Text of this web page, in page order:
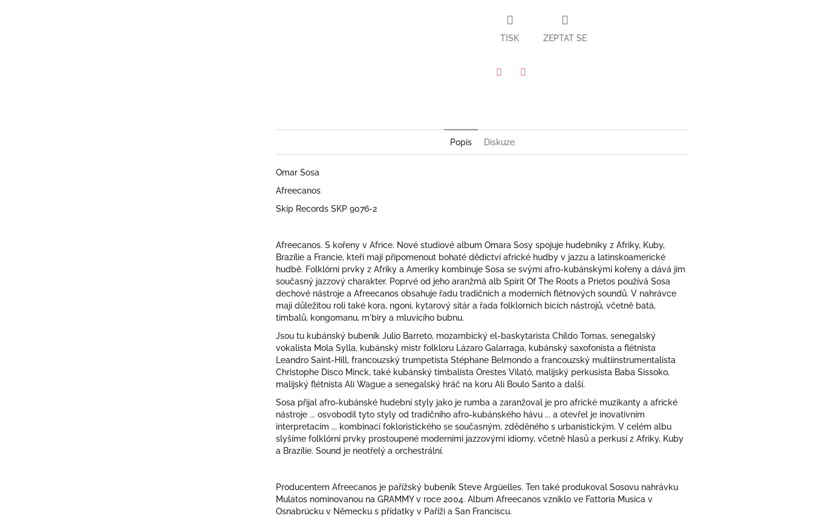
TISK ZEPTAT SE
Popis Diskuze
Omar Sosa
Afreecanos
Skip Records SKP 9076-2
Afreecanos. S kořeny v Africe. Nové studiové album Omara Sosy spojuje hudebníky z Afriky, Kuby,
Brazílie a Francie, kteří mají připomenout bohaté dědictví africké hudby v jazzu a latinskoamerické
hudbě. Folklórní prvky z Afriky a Ameriky kombinuje Sosa se svými afro-kubánskými kořeny a dává jim
současný jazzový charakter. Poprvé od jeho aranžmá alb Spirit Of The Roots a Prietos používá Sosa
dechové nástroje a Afreecanos obsahuje řadu tradičních a moderních flétnových soundů. V nahrávce
mají důležitou roli také kora, ngoni, kytarový sitár a řada folklorních bicích nástrojů, včetně batá,
timbalů, kongomanu, m'biry a mluvícího bubnu.
Jsou tu kubánský bubeník Julio Barreto, mozambický el-baskytarista Childo Tomas, senegalský
vokalista Mola Sylla, kubánský mistr folkloru Lázaro Galarraga, kubánský saxofonista a flétnista
Leandro Saint-Hill, francouzský trumpetista Stéphane Belmondo a francouzský multiinstrumentalista
Christophe Disco Minck, také kubánský timbalista Orestes Vilató, malijský perkusista Baba Sissoko,
malijský flétnista Ali Wague a senegalský hráč na koru Ali Boulo Santo a další.
Sosa přijal afro-kubánské hudební styly jako je rumba a zaranžoval je pro africké muzikanty a africké
nástroje ... osvobodil tyto styly od tradičního afro-kubánského hávu ... a otevřel je inovativním
interpretacím ... kombinací fokloristického se současným, zděděného s urbanistickým. V celém albu
slyšíme folklórní prvky prostoupené moderními jazzovými idiomy, včetně hlasů a perkusí z Afriky, Kuby
a Brazílie. Sound je neotřelý a orchestrální.
Producentem Afreecanos je pařížský bubeník Steve Argüelles. Ten také produkoval Sosovu nahrávku
Mulatos nominovanou na GRAMMY v roce 2004. Album Afreecanos vzniklo ve Fattoria Musica v
Osnabrücku v Německu s přídatky v Paříži a San Franciscu.